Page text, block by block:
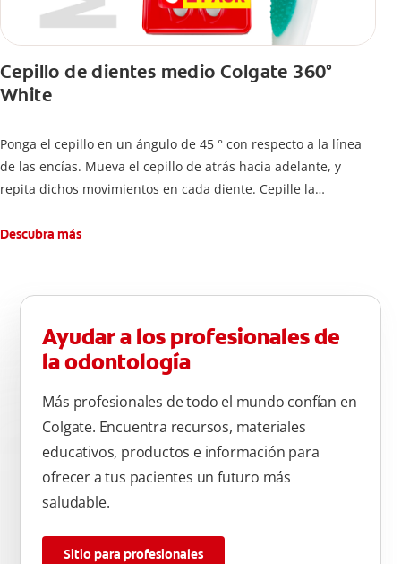
Cepillo de dientes medio Colgate 360°
White
Ponga el cepillo en un ángulo de 45 ° con respecto a la línea
de las encías. Mueva el cepillo de atrás hacia adelante, y
repita dichos movimientos en cada diente. Cepille la
atrás hacia adelante. Cepille la superficie masticatoria (parte
atrás, arriba y abajo, en la parte superior e inferior. No se
olvide de cepillar la lengua para quitar el mal olor causado
por las bacterias.
Descubra más
Ayudar a los profesionales de
la odontología
Más profesionales de todo el mundo confían en
Colgate. Encuentra recursos, materiales
educativos, productos e información para
ofrecer a tus pacientes un futuro más
saludable.
Sitio para profesionales